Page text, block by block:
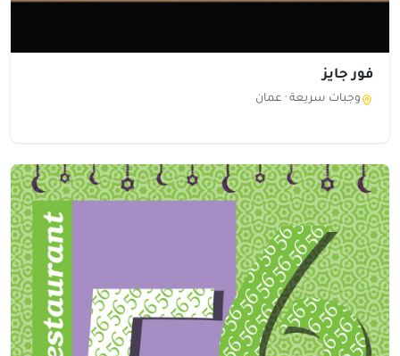
فور جايز
وجبات سريعة · عمان